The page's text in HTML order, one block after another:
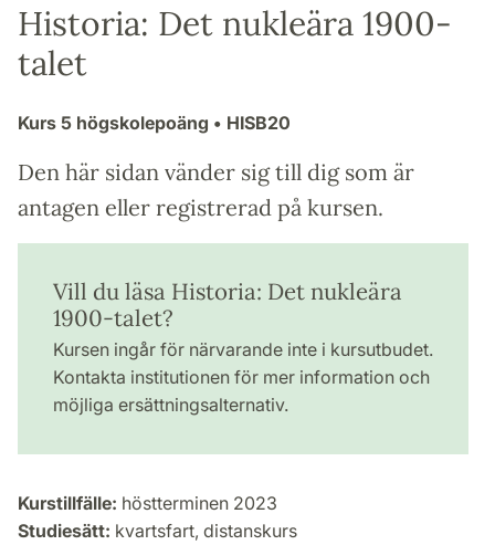
Historia: Det nukleära 1900-
talet
Kurs 5 högskolepoäng • HISB20
Den här sidan vänder sig till dig som är
antagen eller registrerad på kursen.
Vill du läsa Historia: Det nukleära
1900-talet?
Kursen ingår för närvarande inte i kursutbudet.
Kontakta institutionen för mer information och
möjliga ersättningsalternativ.
Kurstillfälle: höstterminen 2023
Studiesätt: kvartsfart, distanskurs